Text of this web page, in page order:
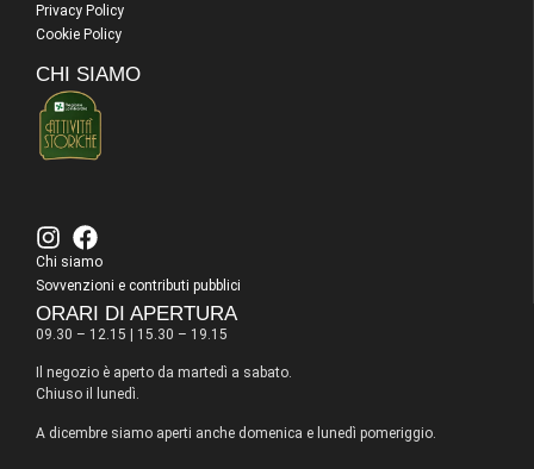
Privacy Policy
Cookie Policy
CHI SIAMO
Chi siamo
Sovvenzioni e contributi pubblici
ORARI DI APERTURA
09.30 – 12.15 | 15.30 – 19.15
Il negozio è aperto da martedì a sabato.
Chiuso il lunedì.
A dicembre siamo aperti anche domenica e lunedì pomeriggio.